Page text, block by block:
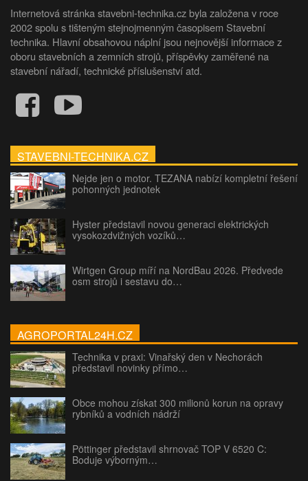
Internetová stránka stavebni-technika.cz byla založena v roce
2002 spolu s tišteným stejnojmenným časopisem Stavební
technika. Hlavní obsahovou náplní jsou nejnovější informace z
oboru stavebních a zemních strojů, příspěvky zaměřené na
stavební nářadí, technické příslušenství atd.
STAVEBNI-TECHNIKA.CZ
Nejde jen o motor. TEZANA nabízí kompletní řešení
pohonných jednotek
Hyster představil novou generaci elektrických
vysokozdvižných vozíků…
Wirtgen Group míří na NordBau 2026. Předvede
osm strojů i sestavu do…
AGROPORTAL24H.CZ
Technika v praxi: Vinařský den v Nechorách
představil novinky přímo…
Obce mohou získat 300 milionů korun na opravy
rybníků a vodních nádrží
Pöttinger představil shrnovač TOP V 6520 C:
Boduje výborným…